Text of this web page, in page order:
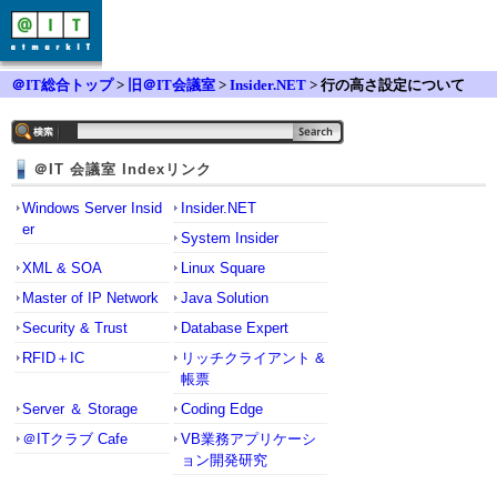
＠IT総合トップ> 旧＠IT会議室 > Insider.NET > 行の高さ設定について
＠IT 会議室 Indexリンク
Windows Server Insid
er
Insider.NET
System Insider
XML & SOA
Linux Square
Master of IP Network
Java Solution
Security & Trust
Database Expert
RFID＋IC
リッチクライアント &
帳票
Server ＆ Storage
Coding Edge
＠ITクラブ Cafe
VB業務アプリケーシ
ョン開発研究